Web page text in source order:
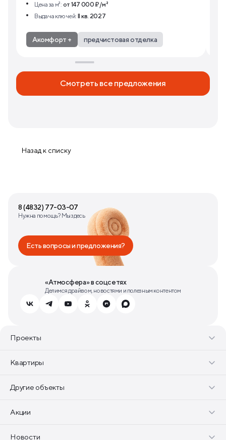
Смотреть все предложения
Цена за м²: от 147 000 ₽/м²
Выдача ключей: II кв. 2027
Акомфорт +
предчистовая отделка
Назад к списку
8 (4832) 77-03-07
Нужна помощь? Мы здесь
Есть вопросы и предложения?
«Атмосфера» в соцсетях
Делимся драйвом, новостями и полезным контентом
Проекты
Квартиры
Другие объекты
Акции
Новости